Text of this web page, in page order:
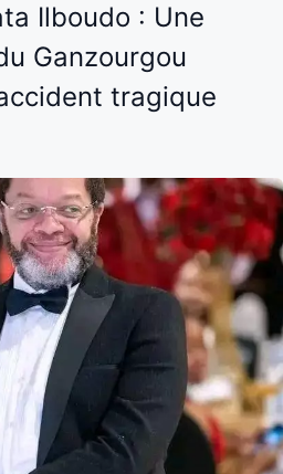
Ilboudo : Une
Ganzourgou
tragique